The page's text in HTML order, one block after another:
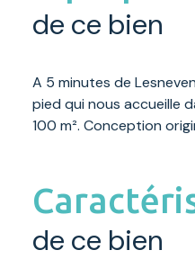
de ce bien
A 5 minutes de
pied qui nous accueille
100 m². Conception
de ce bien